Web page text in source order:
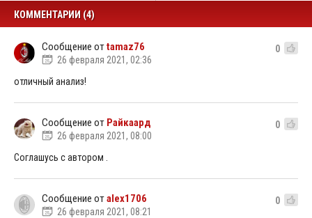
КОММЕНТАРИИ (4)
Сообщение отtamaz76
26 февраля 2021, 02:36
0
отличный анализ!
Сообщение от Райкаард
26 февраля 2021, 08:00
0
Соглашусь с автором .
Сообщение отalex1706
26 февраля 2021, 08:21
0